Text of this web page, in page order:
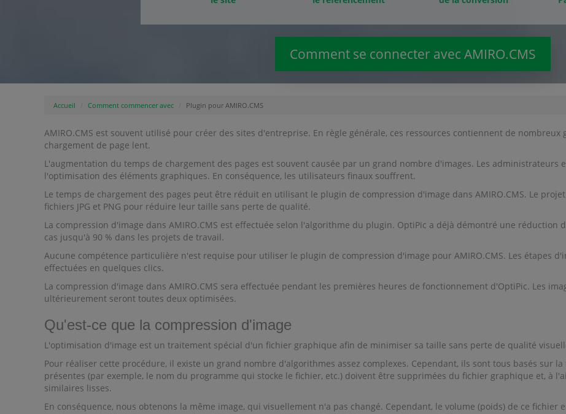
Comment se connecter avec AMIRO.CMS
Accueil Comment commencer avec Plugin pour AMIRO.CMS
AMIRO.CMS est souvent utilisé pour créer des sites d'entreprise. En règle générale, ces ressources contiennent de
chargement de page lent.
L'augmentation du temps de chargement des pages est souvent causée par un grand nombre d'images. Les
l'optimisation des éléments graphiques. En conséquence, les utilisateurs finaux souffrent.
Le temps de chargement des pages peut être réduit en utilisant le plugin de compression d'image dans AMIRO.CMS. Le
fichiers JPG et PNG pour réduire leur taille sans perte de qualité.
La compression d'image dans AMIRO.CMS est effectuée selon l'algorithme du plugin. OptiPic a déjà démontré une réduction
cas jusqu'à 90 % dans les projets de travail.
Aucune compétence particulière n'est requise pour utiliser le plugin de compression d'image pour AMIRO.CMS. Les étapes
effectuées en quelques clics.
La compression d'image dans AMIRO.CMS sera effectuée pendant les premières heures de fonctionnement d'OptiPic. Les
ultérieurement seront toutes deux optimisées.
Qu'est-ce que la compression d'image
L'optimisation d'image est un traitement spécial d'un fichier graphique afin de minimiser sa taille sans perte de qualité
Pour réaliser cette procédure, il existe un grand nombre d'algorithmes assez complexes. Cependant, ils sont tous basés sur
présentes (par exemple, le nom du programme qui stocke le fichier, etc.) doivent être supprimées du fichier graphique et, à
similaires lisses.
En conséquence, nous obtenons la même image, qui visuellement n'a pas changé. Cependant, le volume (poids) de ce